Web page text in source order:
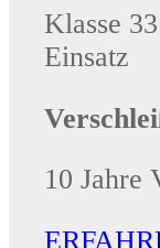
Klasse
Einsatz
10 Jahre